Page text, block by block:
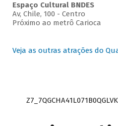
Espaço Cultural BNDES
Av, Chile, 100 - Centro
Próximo ao metrô Carioca
Veja as outras atrações do